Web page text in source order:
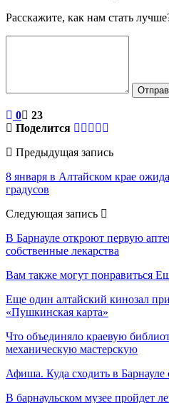
Расскажите, как нам стать
0
23
Поделится
Предыдущая запись
8 января в Алтайском крае
градусов
Следующая запись
В Барнауле откроют первую
собственные лекарства
Вам также могут понравиться
Еще один алтайский кинозал
«Пушкинская карта»
Что объединяло краевую
механическую мастерскую
Афиша. Куда сходить в Барнауле
В барнаульском музее пройдет